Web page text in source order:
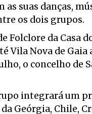
suas danças,
os dois grupos.
Folclore da Casa
Vila Nova de
o concelho de
integrará um
Geórgia, Chile,